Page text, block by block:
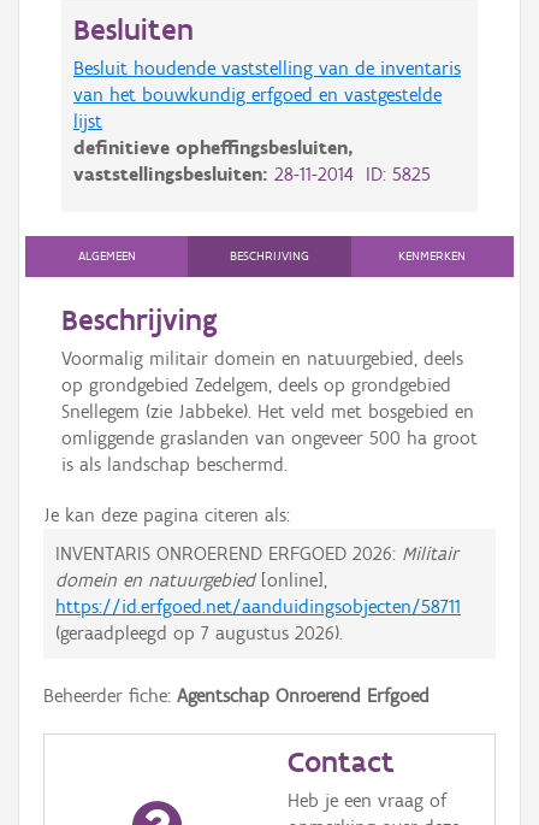
Besluiten
Besluit houdende vaststelling van de inventaris
van het bouwkundig erfgoed en vastgestelde
lijst
definitieve opheffingsbesluiten,
vaststellingsbesluiten: 28-11-2014 ID: 5825
ALGEMEEN BESCHRIJVING KENMERKEN
Beschrijving
Voormalig militair domein en natuurgebied, deels
op grondgebied Zedelgem, deels op grondgebied
Snellegem (zie Jabbeke). Het veld met bosgebied en
omliggende graslanden van ongeveer 500 ha groot
is als landschap beschermd.
Je kan deze pagina citeren als:
INVENTARIS ONROEREND ERFGOED 2026: Militair
domein en natuurgebied[online],
https://id.erfgoed.net/aanduidingsobjecten/58711
(geraadpleegd op 7 augustus 2026).
Beheerder fiche: Agentschap Onroerend Erfgoed
Contact
Heb je een vraag of